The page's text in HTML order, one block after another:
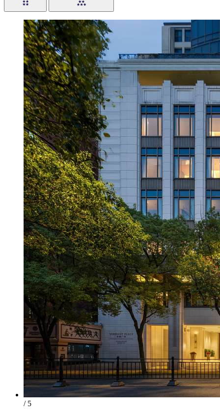
/ 5